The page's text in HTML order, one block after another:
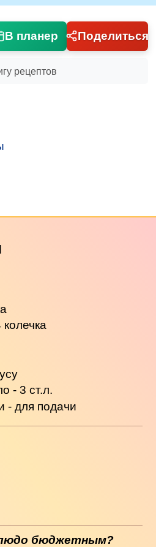
В планер Поделиться
рецептов
- 3 ст.л.
- для подачи
бюджетным?